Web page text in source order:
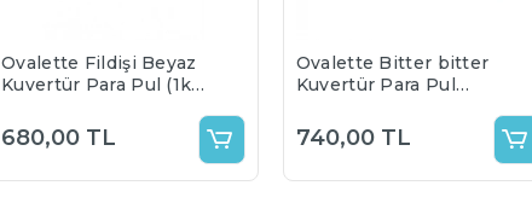
Ovalette Fildişi Beyaz
Kuvertür Para Pul (1kg)
ambalajlardan
bölünerek
680,00 TL
Ovalette Bitter bitter
Kuvertür Para Pul
740,00 TL